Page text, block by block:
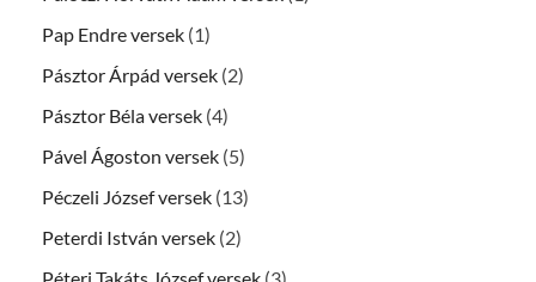
Pap Endre versek (1)
Pásztor Árpád versek (2)
Pásztor Béla versek (4)
Pável Ágoston versek (5)
Péczeli József versek (13)
Peterdi István versek (2)